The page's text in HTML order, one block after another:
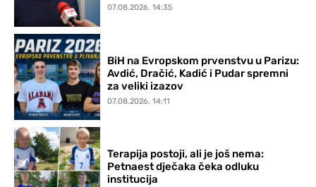
07.08.2026. 14:35
BiH na Evropskom prvenstvu u Parizu:
Avdić, Dračić, Kadić i Pudar spremni
za veliki izazov
07.08.2026. 14:11
Terapija postoji, ali je još nema:
Petnaest dječaka čeka odluku
institucija